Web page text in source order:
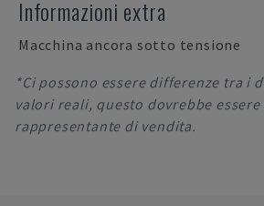
Informazioni extra
Macchina ancora sotto tensione
*Ci possono essere differenze tra i
valori reali, questo dovrebbe
rappresentante di vendita.